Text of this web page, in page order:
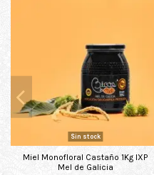
Sin stock
Miel Monofloral Castaño 1Kg IXP
Mel de Galicia